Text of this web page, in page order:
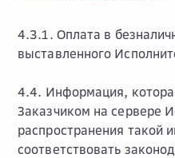
4.3.1. Оплата в
выставленного
4.4. Информация,
Заказчиком на сервере
распространения
соответствовать